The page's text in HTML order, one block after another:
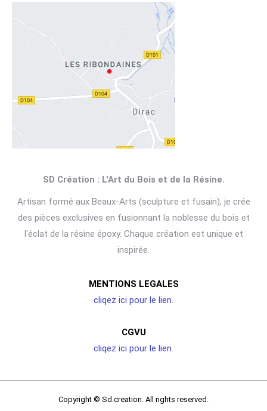
SD Création : L'Art du Bois et de la Résine.
Artisan formé aux Beaux-Arts (sculpture et fusain), je crée
des pièces exclusives en fusionnant la noblesse du bois et
l'éclat de la résine époxy. Chaque création est unique et
inspirée.
MENTIONS LEGALES
cliqez ici pour le lien.
CGVU
cliqez ici pour le lien.
Copyright © Sd.creation. All rights reserved.